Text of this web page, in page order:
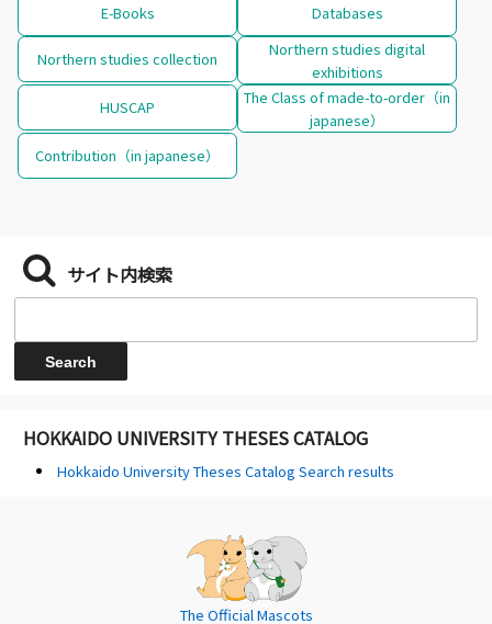
E-Books Databases
Northern studies collection
Northern studies digital
exhibitions
HUSCAP
The Class of made-to-order（in
japanese）
Contribution（in japanese）
サイト内検索
HOKKAIDO UNIVERSITY THESES CATALOG
Hokkaido University Theses Catalog Search results
The Official Mascots